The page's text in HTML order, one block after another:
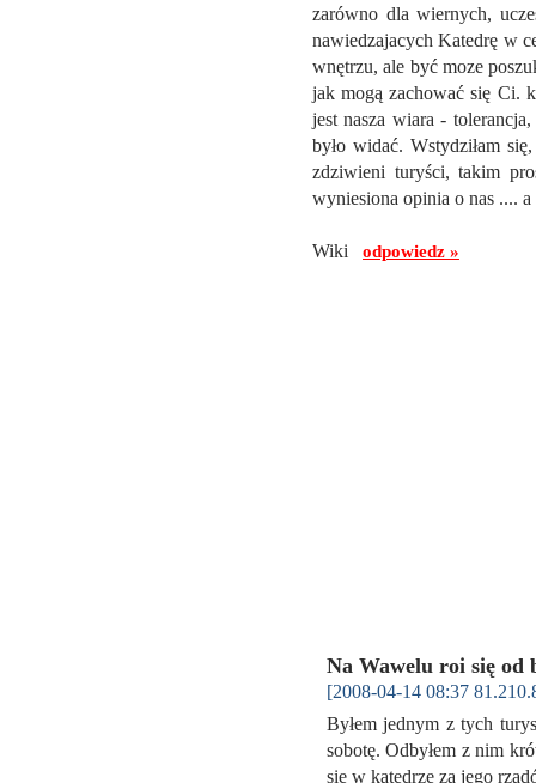
zarówno dla wiernych,
nawiedzajacych Katedrę w
wnętrzu, ale być moze
jak mogą zachować się Ci.
jest nasza wiara -
było widać. Wstydziłam
zdziwieni turyści, takim
wyniesiona opinia o nas ....
Wiki odpowiedz »
Na Wawelu roi się od
[2008-04-14 08:37
Byłem jednym z tych
sobotę. Odbyłem z nim
się w katedrze za jego